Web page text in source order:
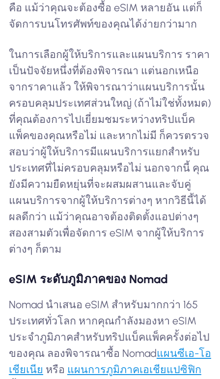
คือ แม้ว่าคุณจะต้องซื้อ eSIM หลายอัน แต่ก็
จัดการบนโทรศัพท์ของคุณได้ง่ายกว่ามาก
ในการเลือกผู้ให้บริการและแผนบริการ ราคา
เป็นปัจจัยหนึ่งที่ต้องพิจารณา แต่นอกเหนือ
จากราคาแล้ว ให้พิจารณาว่าแผนบริการนั้น
ครอบคลุมประเทศส่วนใหญ่ (ถ้าไม่ใช่ทั้งหมด)
ที่คุณต้องการไปเยี่ยมชมระหว่างทริปแบ็ค
แพ็คของคุณหรือไม่ และหากไม่มี ก็ควรตรวจ
สอบว่าผู้ให้บริการมีแผนบริการแยกสำหรับ
ประเทศที่ไม่ครอบคลุมหรือไม่ นอกจากนี้ คุณ
ยังมีความยืดหยุ่นที่จะผสมผสานและจับคู่
แผนบริการจากผู้ให้บริการต่างๆ หากวิธีนี้ได้
ผลดีกว่า แม้ว่าคุณอาจต้องติดตั้งแอปต่างๆ
สองสามตัวเพื่อจัดการ eSIM จากผู้ให้บริการ
ต่างๆ ก็ตาม
eSIM ระดับภูมิภาคของ Nomad
Nomad นำเสนอ eSIM สำหรับมากกว่า 165
ประเทศทั่วโลก หากคุณกำลังมองหา eSIM
ประจำภูมิภาคสำหรับทริปแบ็คแพ็คครั้งต่อไป
ของคุณ ลองพิจารณาซื้อ Nomad แผนซีเอ-โอ
เชียเนีย หรือ แผนการภูมิภาคเอเชียแปซิฟิก